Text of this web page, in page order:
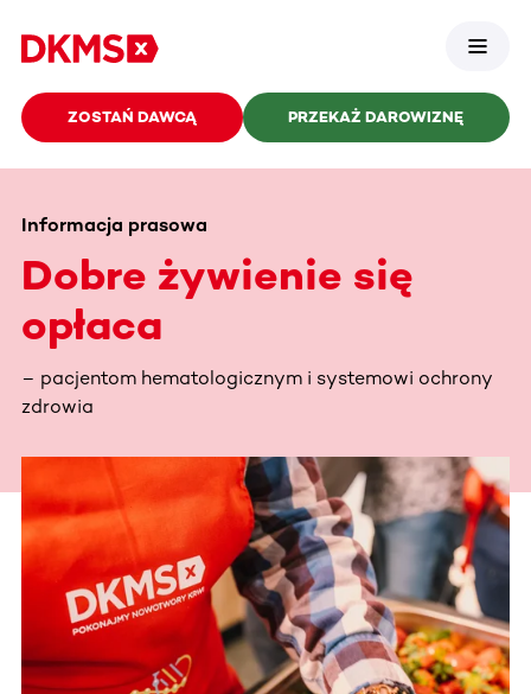
ZOSTAŃ DAWCĄ PRZEKAŻ DAROWIZNĘ
Informacja prasowa
Dobre żywienie się
opłaca
– pacjentom hematologicznym i systemowi ochrony
zdrowia